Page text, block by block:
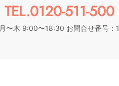
TEL.0120-511-500
月〜木 9:00〜18:30 お問合せ番号：1